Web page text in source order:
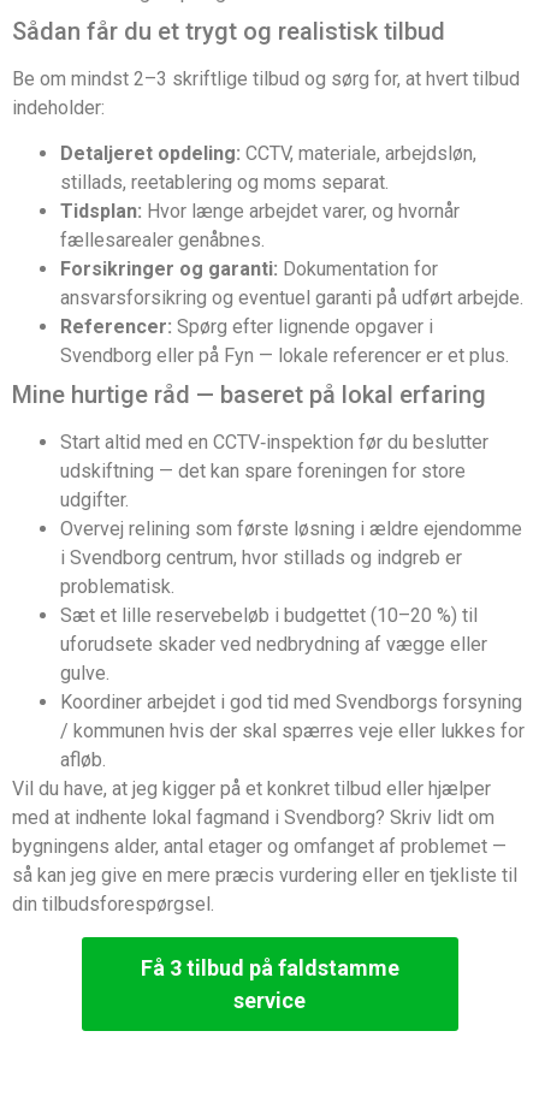
Sådan får du et trygt og realistisk tilbud
Be om mindst 2–3 skriftlige tilbud og sørg for, at hvert tilbud
indeholder:
Detaljeret opdeling: CCTV, materiale, arbejdsløn,
stillads, reetablering og moms separat.
Tidsplan: Hvor længe arbejdet varer, og hvornår
fællesarealer genåbnes.
Forsikringer og garanti: Dokumentation for
ansvarsforsikring og eventuel garanti på udført arbejde.
Referencer: Spørg efter lignende opgaver i
Svendborg eller på Fyn — lokale referencer er et plus.
Mine hurtige råd — baseret på lokal erfaring
Start altid med en CCTV‑inspektion før du beslutter
udskiftning — det kan spare foreningen for store
udgifter.
Overvej relining som første løsning i ældre ejendomme
i Svendborg centrum, hvor stillads og indgreb er
problematisk.
Sæt et lille reservebeløb i budgettet (10–20 %) til
uforudsete skader ved nedbrydning af vægge eller
gulve.
Koordiner arbejdet i god tid med Svendborgs forsyning
/ kommunen hvis der skal spærres veje eller lukkes for
afløb.
Vil du have, at jeg kigger på et konkret tilbud eller hjælper
med at indhente lokal fagmand i Svendborg? Skriv lidt om
bygningens alder, antal etager og omfanget af problemet —
så kan jeg give en mere præcis vurdering eller en tjekliste til
din tilbudsforespørgsel.
Få 3 tilbud på faldstamme
service